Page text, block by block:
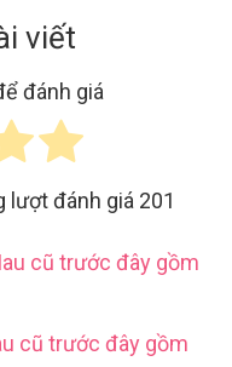
viết
đánh giá
lượt đánh giá 201
cũ trước đây gồm
cũ trước đây gồm